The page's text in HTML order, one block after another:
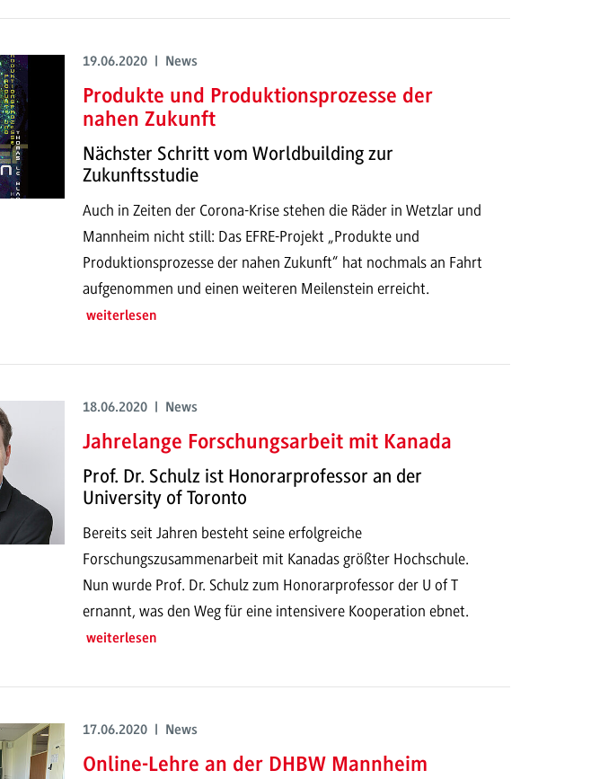
19.06.2020 | News
Produkte und Produktionsprozesse der
nahen Zukunft
Nächster Schritt vom Worldbuilding zur
Zukunftsstudie
Auch in Zeiten der Corona-Krise stehen die Räder in Wetzlar und
Mannheim nicht still: Das EFRE-Projekt „Produkte und
Produktionsprozesse der nahen Zukunft“ hat nochmals an Fahrt
aufgenommen und einen weiteren Meilenstein erreicht.
weiterlesen
18.06.2020 | News
Jahrelange Forschungsarbeit mit Kanada
Prof. Dr. Schulz ist Honorarprofessor an der
University of Toronto
Bereits seit Jahren besteht seine erfolgreiche
Forschungszusammenarbeit mit Kanadas größter Hochschule.
Nun wurde Prof. Dr. Schulz zum Honorarprofessor der U of T
ernannt, was den Weg für eine intensivere Kooperation ebnet.
weiterlesen
17.06.2020 | News
Online-Lehre an der DHBW Mannheim